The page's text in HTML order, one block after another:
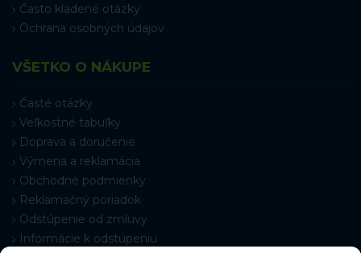
Často kladené otázky
Ochrana osobných údajov
VŠETKO O NÁKUPE
Časté otázky
Veľkostné tabuľky
Doprava a doručenie
Výmena a reklamácia
Obchodné podmienky
Reklamačný poriadok
Odstúpenie od zmluvy
Informácie k odstúpeniu